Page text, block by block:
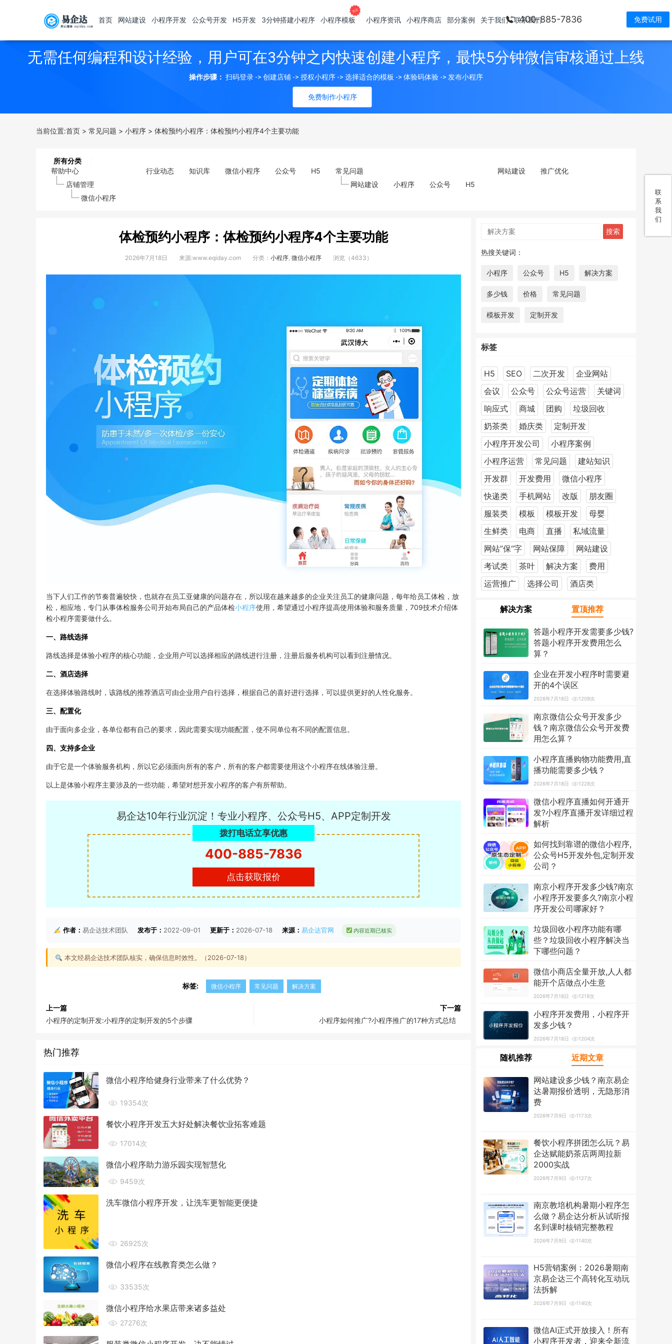
400-885-7836 免费试用
首页 网站建设 小程序开发 公众号开发 H5开发 3分钟搭建小程序 小程序模板 小程序资讯 小程序商店 部分案例 关于我们 联系我们
联
系
我
们
无需任何编程和设计经验，用户可在3分钟之内快速创建小程序，最快5分钟微信审核通过上线
免费制作小程序
操作步骤： 扫码登录 -> 创建店铺 -> 授权小程序 -> 选择适合的模板 -> 体验码体验 -> 发布小程序
当前位置:首页 > 常见问题 > 小程序 > 体检预约小程序：体检预约小程序4个主要功能
所有分类
帮助中心
店铺管理
微信小程序
行业动态 知识库 微信小程序 公众号 H5
常见问题
网站建设
小程序 公众号 H5
网站建设 推广优化
体检预约小程序：体检预约小程序4个主要功能
2026年7月18日 来源:www.eqiday.com 分类： 小程序, 微信小程序 浏览（4633）
当下人们工作的节奏普遍较快，也就存在员工亚健康的问题存在，所以现在越来越多的企业关注员工的健康问题，每年给员工体检，放
松，相应地，专门从事体检服务公司开始布局自己的产品体检小程序使用，希望通过小程序提高使用体验和服务质量，709技术介绍体
检小程序需要做什么。
一、路线选择
路线选择是体验小程序的核心功能，企业用户可以选择相应的路线进行注册，注册后服务机构可以看到注册情况。
二、酒店选择
在选择体验路线时，该路线的推荐酒店可由企业用户自行选择，根据自己的喜好进行选择，可以提供更好的人性化服务。
三、配置化
由于面向多企业，各单位都有自己的要求，因此需要实现功能配置，使不同单位有不同的配置信息。
四、支持多企业
由于它是一个体验服务机构，所以它必须面向所有的客户，所有的客户都需要使用这个小程序在线体验注册。
以上是体验小程序主要涉及的一些功能，希望对想开发小程序的客户有所帮助。
易企达10年行业沉淀！专业小程序、公众号H5、APP定制开发
拨打电话立享优惠
400-885-7836
点击获取报价
作者： 易企达技术团队 发布于： 2022-09-01 更新于： 2026-07-18 来源： 易企达官网 内容近期已核实
本文经易企达技术团队核实，确保信息时效性。（2026-07-18）
标签: 微信小程序 常见问题 解决方案
上一篇
小程序的定制开发:小程序的定制开发的5个步骤
下一篇
小程序如何推广?小程序推广的17种方式总结
热门推荐
微信小程序给健身行业带来了什么优势？
19354次
餐饮小程序开发五大好处解决餐饮业拓客难题
17014次
微信小程序助力游乐园实现智慧化
9459次
洗车微信小程序开发，让洗车更智能更便捷
26925次
微信小程序在线教育类怎么做？
33535次
微信小程序给水果店带来诸多益处
27276次
热搜关键词：
小程序 公众号 H5 解决方案
多少钱 价格 常见问题
模板开发 定制开发
标签
H5 SEO 二次开发
企业网站
会议
公众号 公众号运营
关键词
响应式
商城 团购
垃圾回收
奶茶类
婚庆类
定制开发
小程序开发公司
小程序案例
小程序运营
常见问题
建站知识
开发群
开发费用
微信小程序
快递类
手机网站 改版
朋友圈
服装类
模板 模板开发
母婴
生鲜类
电商 直播
私域流量
网站”保“字
网站保障
网站建设
考试类
茶叶 解决方案
费用
运营推广
选择公司 酒店类
解决方案 置顶推荐
答题小程序开发需要多少钱?
答题小程序开发费用怎么
算？
企业在开发小程序时需要避
开的4个误区
2026年7月18日 1209次
南京微信公众号开发多少
钱？南京微信公众号开发费
用怎么算？
小程序直播购物功能费用,直
播功能需要多少钱？
2026年7月18日 1228次
微信小程序直播如何开通开
发?小程序直播开发详细过程
解析
如何找到靠谱的微信小程序,
公众号H5开发外包,定制开发
公司？
南京小程序开发多少钱?南京
小程序开发要多久?南京小程
序开发公司哪家好？
垃圾回收小程序功能有哪
些？垃圾回收小程序解决当
下哪些问题？
微信小商店全量开放,人人都
能开个店做点小生意
2026年7月18日 1219次
小程序开发费用，小程序开
发多少钱？
2026年7月18日 1204次
随机推荐 近期文章
网站建设多少钱？南京易企
达暑期报价透明，无隐形消
费
2026年7月9日 1173次
餐饮小程序拼团怎么玩？易
企达赋能奶茶店两周拉新
2000实战
2026年7月9日 1127次
南京教培机构暑期小程序怎
么做？易企达分析从试听报
名到课时核销完整教程
2026年7月9日 1140次
H5营销案例：2026暑期南
京易企达三个高转化互动玩
法拆解
2026年7月9日 1140次
微信AI正式开放接入！所有
小程序开发者，迎来全新流